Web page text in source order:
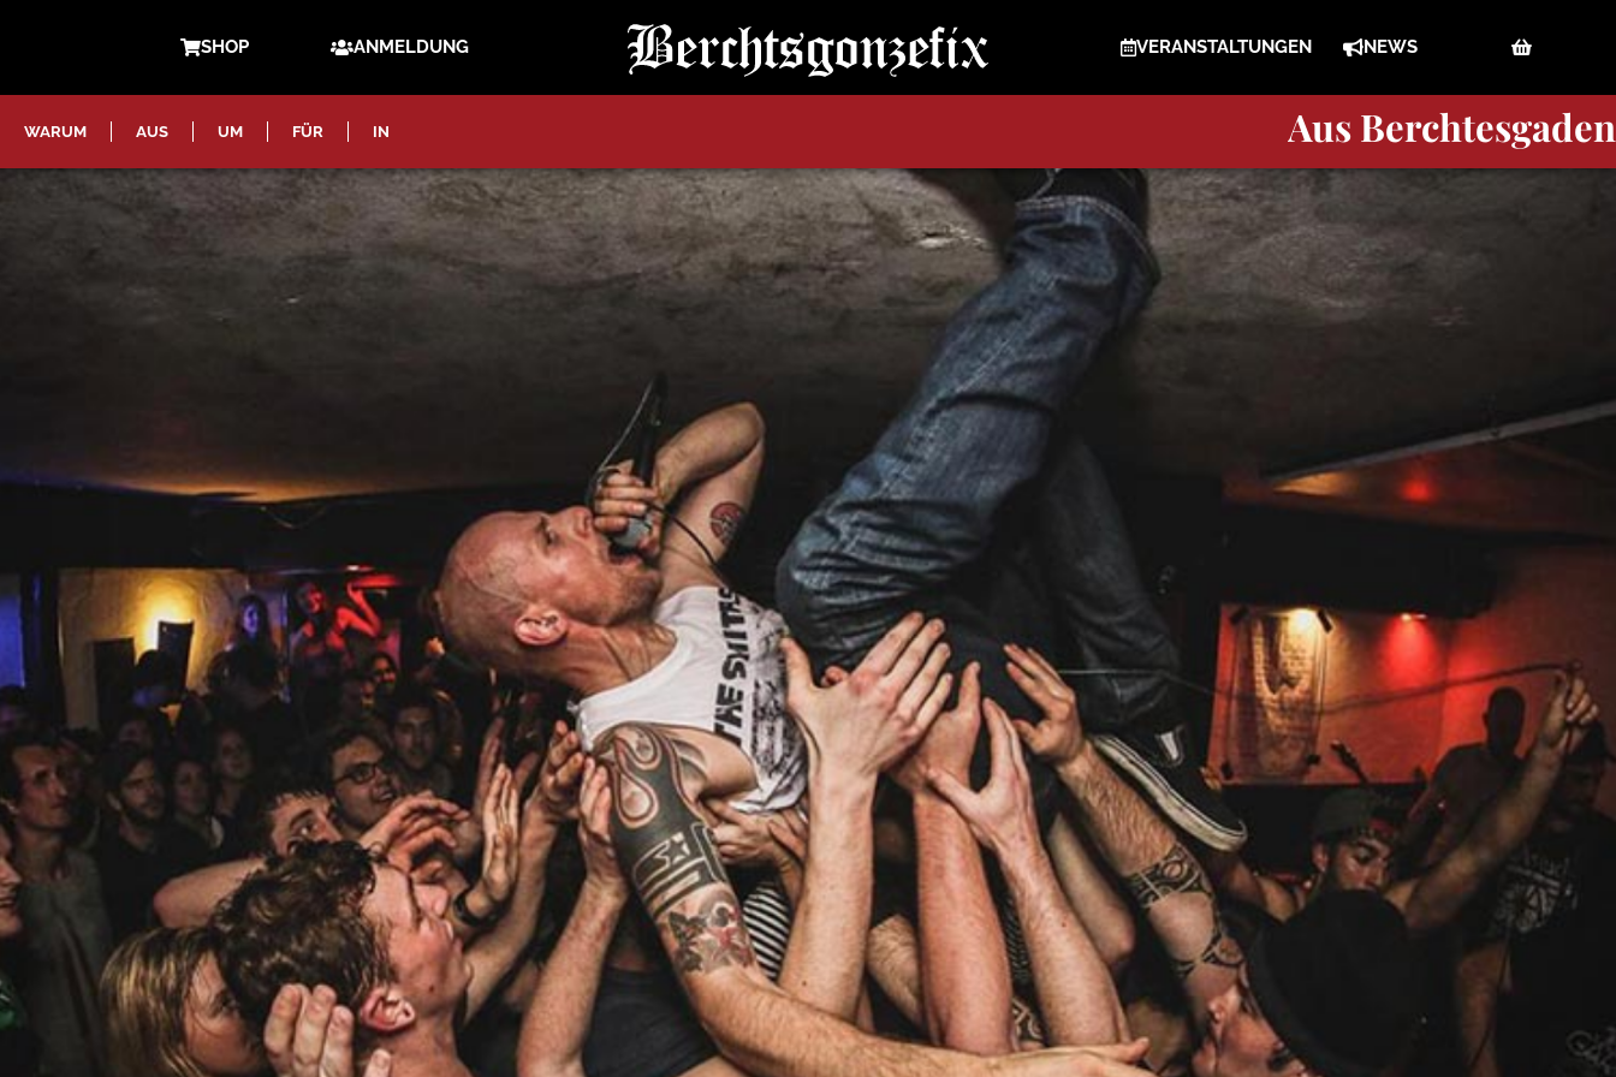
SHOP ANMELDUNG VERANSTALTUNGEN NEWS
WARUM AUS UM FÜR IN Berchtesgaden